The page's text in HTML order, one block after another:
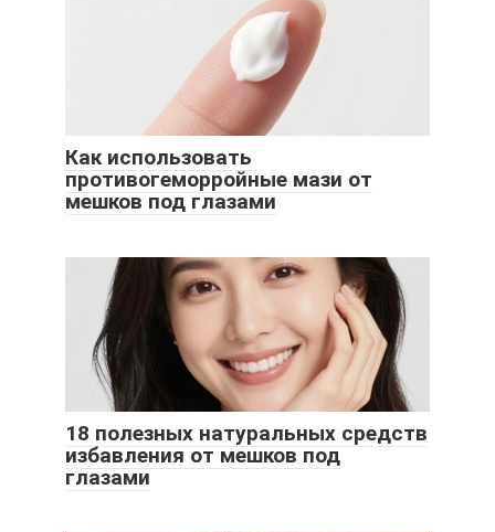
Как использовать
противогеморройные мази от
мешков под глазами
18 полезных натуральных средств
избавления от мешков под
глазами